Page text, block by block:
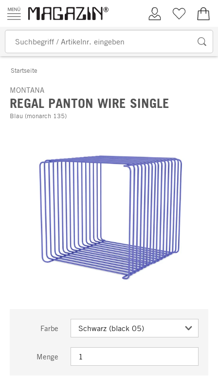
Zum Inhalt springen
Kundenkonto
Merkliste
Startseite
MONTANA
REGAL PANTON WIRE SINGLE
Blau (monarch 135)
Farbe
Menge